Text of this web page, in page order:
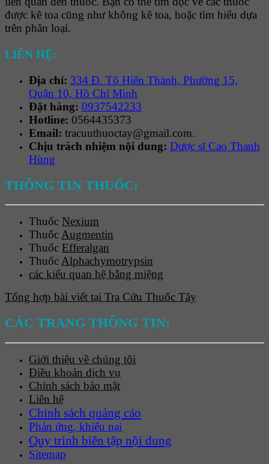
được kê toa cũng như không kê toa, hoặc tìm hiểu dựa
trên phân loại.
LIÊN HỆ:
Địa chỉ: 334 Đ. Tô Hiến Thành, Phường 15,
Quận 10, Hồ Chí Minh
Đặt hàng: 0937542233
Hotline: 0564435373
Email: tracuuthuoctay@gmail.com.
Chịu trách nhiệm nội dung: Dược sĩ Cao Thanh
Hùng
THÔNG TIN THUỐC:
Thuốc Nexium
ThuốcAugmentin
Thuốc Efferalgan
ThuốcAlphachymotrypsin
các kiểu quan hệ bằng miệng
Tổng hợp bài viết tại Tra Cứu Thuốc Tây
CÁC TRANG THÔNG TIN:
Giới thiệu về chúng tôi
Điều khoản dịch vụ
Chính sách bảo mật
Liên hệ
Chính sách quảng cáo
Phản ứng, khiếu nại
Quy trình biên tập nội dung
Sitemap